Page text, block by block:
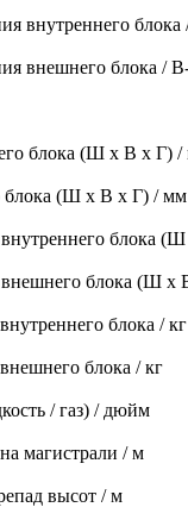
внутреннего
внешнего блока /
блока (Ш х В х Г)
блока (Ш х В х Г) / мм
блока
внешнего блока (Ш х
блока / кг
блока / кг
/ газ) / дюйм
магистрали / м
высот / м